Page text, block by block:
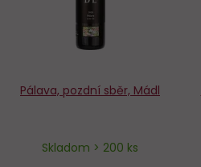
Pálava, pozdní sběr, Mádl
Skladom > 200 ks